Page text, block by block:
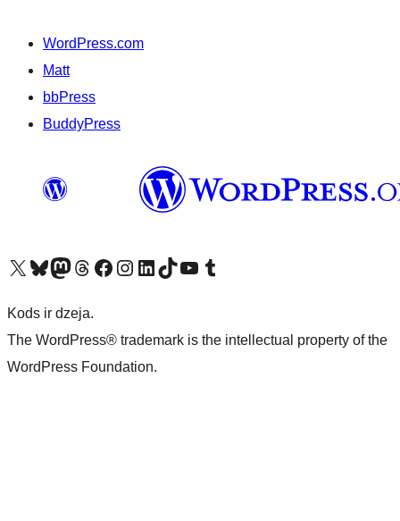
WordPress.com
Matt
bbPress
BuddyPress
Apmeklējiet mūsu X (agrāk Twitter) kontu
Apmeklējiet mūsu Bluesky kontu
Apmeklējiet mūsu Mastodon kontu
Apmeklējiet mūsu Threads kontu
Apmeklējiet mūsu Facebook lapuApmeklējiet mūsu Instagram kontu
Apmeklējiet mūsu LinkedIn kontu
Apmeklējiet mūsu TikTok kontu
Apmeklējiet mūsu YouTube kanālu
Apmeklējiet mūsu Tumblr kontu
Kods ir dzeja.
The WordPress® trademark is the intellectual property of the
WordPress Foundation.